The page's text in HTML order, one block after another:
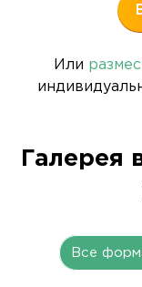
Или
Галерея
Все